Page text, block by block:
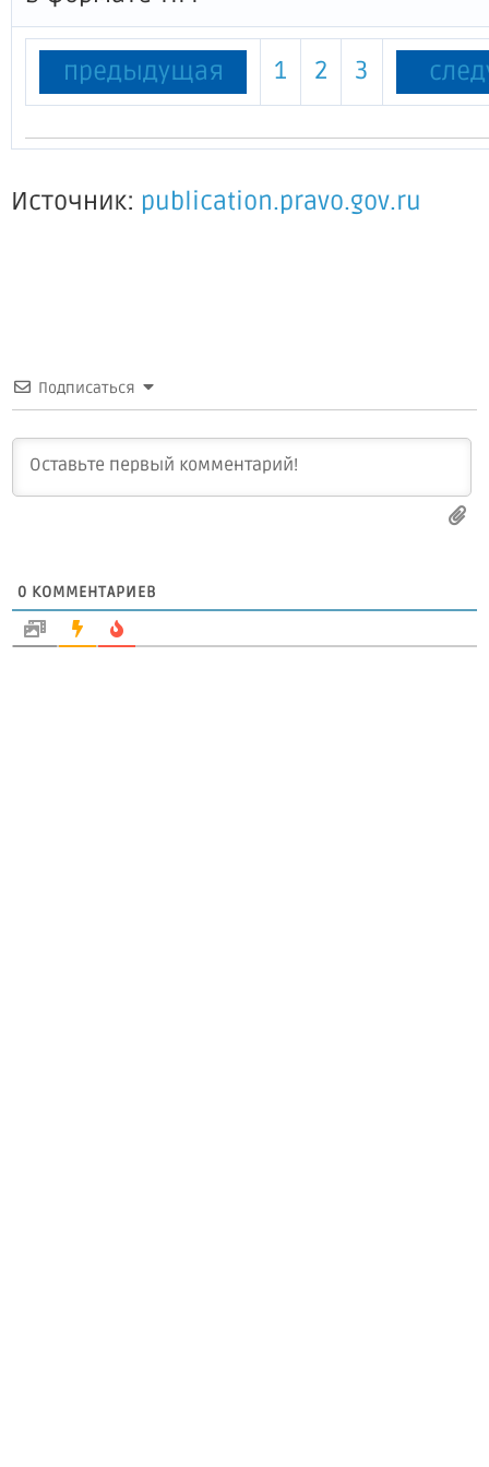
предыдущая 1 2 3
Источник: publication.pravo.gov.ru
Подписаться
0 КОММЕНТАРИЕВ